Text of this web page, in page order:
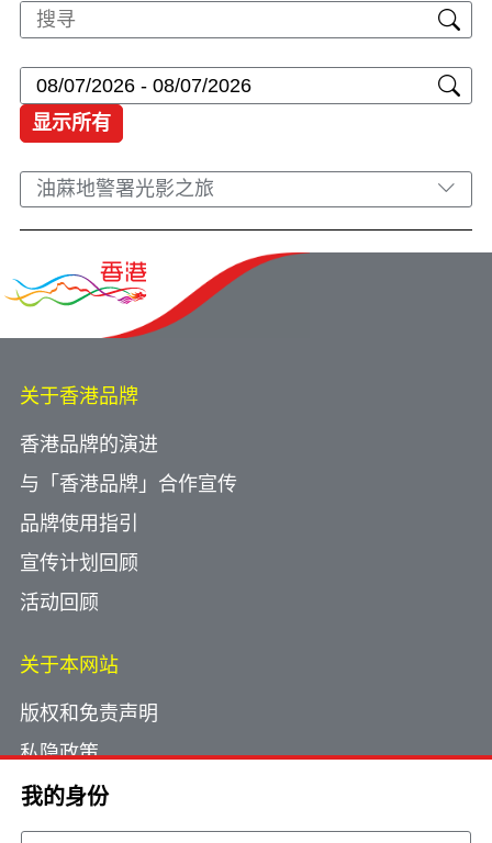
我的身份
显示所有
油蔴地警署光影之旅
关于香港品牌
香港品牌的演进
与「香港品牌」合作宣传
品牌使用指引
宣传计划回顾
活动回顾
关于本网站
版权和免责声明
私隐政策
使用小型文字档案
网页指南